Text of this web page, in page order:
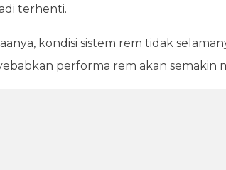
terhenti.
kondisi sistem rem tidak
performa rem akan semakin